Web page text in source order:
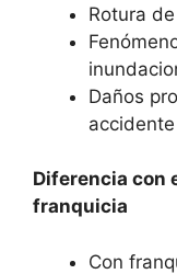
Rotura
Daños
Diferencia con
franquicia
Con